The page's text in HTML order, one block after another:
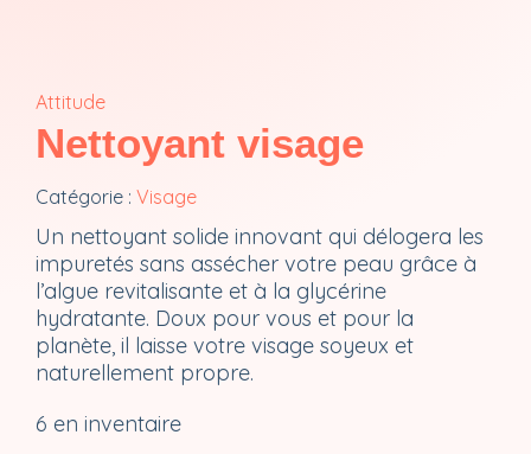
Attitude
Nettoyant visage
Catégorie : Visage
Un nettoyant solide innovant qui délogera les
impuretés sans assécher votre peau grâce à
l’algue revitalisante et à la glycérine
hydratante. Doux pour vous et pour la
planète, il laisse votre visage soyeux et
naturellement propre.
6 en inventaire